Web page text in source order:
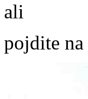
ali
pojdite na